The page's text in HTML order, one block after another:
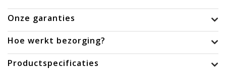
Onze garanties
Hoe werkt bezorging?
Productspecificaties